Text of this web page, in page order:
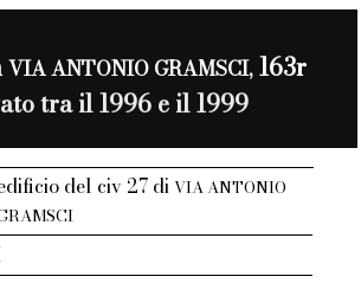
VIA ANTONIO GRAMSCI,163r
tra il 1996 e il 1999
del civ 27 diVIA ANTONIO